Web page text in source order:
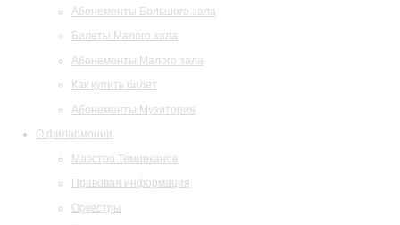
Абонементы Большого зала
Билеты Малого зала
Абонементы Малого зала
Как купить билет
Абонементы Музитория
О филармонии
Маэстро Темирканов
Правовая информация
Оркестры